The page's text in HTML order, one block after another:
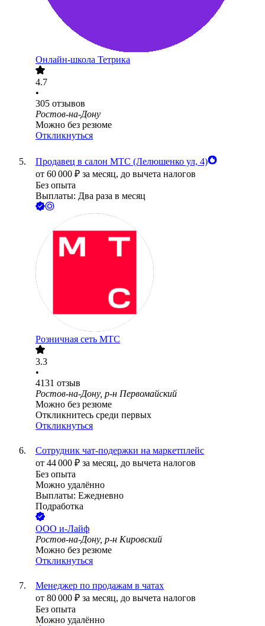
Онлайн-школа Тетрика
4.7
•
305 отзывов
Ростов-на-Дону
Можно без резюме
Откликнуться
Продавец в салон МТС (Лелюшенко ул, 4)
от 60 000 ₽ за месяц, до вычета налогов
Без опыта
Выплаты: Два раза в месяц
Розничная сеть МТС
3.3
•
4131 отзыв
Ростов-на-Дону, р-н Первомайский
Можно без резюме
Откликнитесь среди первых
Откликнуться
Сотрудник чат-подержки на маркетплейс
от 44 000 ₽ за месяц, до вычета налогов
Без опыта
Можно удалённо
Выплаты: Ежедневно
Подработка
ООО и-Лайф
Ростов-на-Дону, р-н Кировский
Можно без резюме
Откликнуться
Менеджер по продажам в чатах
от 80 000 ₽ за месяц, до вычета налогов
Без опыта
Можно удалённо